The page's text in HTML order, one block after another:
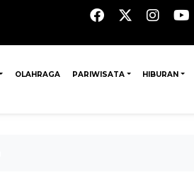
OLAHRAGA PARIWISATA HIBURAN